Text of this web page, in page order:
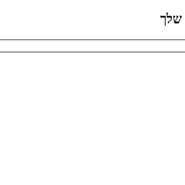
שלך